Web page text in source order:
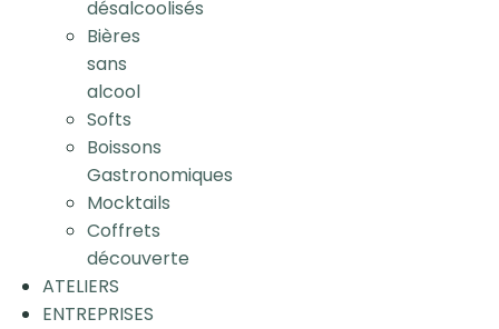
désalcoolisés
Bières
sans
alcool
Softs
Boissons
Gastronomiques
Mocktails
Coffrets
découverte
ATELIERS
ENTREPRISES